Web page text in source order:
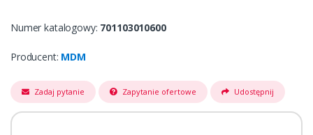
Numer katalogowy: 701103010600
Producent: MDM
Zadaj pytanie Zapytanie ofertowe Udostępnij